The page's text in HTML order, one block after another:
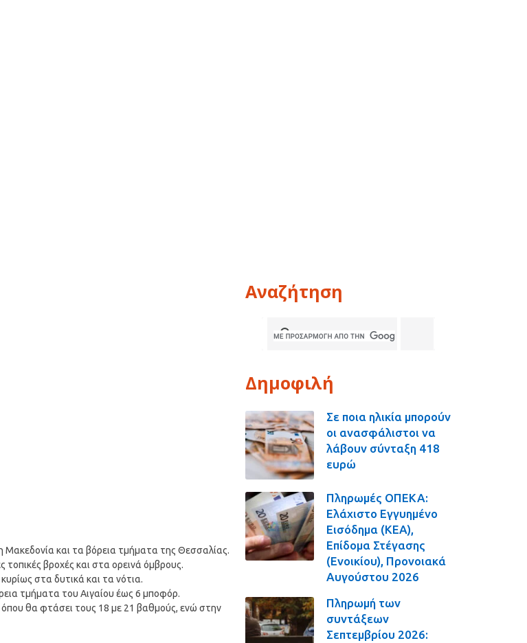
Μακεδονία και τα βόρεια τμήματα της Θεσσαλίας.
βροχές και στα ορεινά όμβρους.
στα δυτικά και τα νότια.
τμήματα του Αιγαίου έως 6 μποφόρ.
θα φτάσει τους 18 με 21 βαθμούς, ενώ στην
Αναζήτηση
Δημοφιλή
Σε ποια ηλικία μπορούν
οι ανασφάλιστοι να
λάβουν σύνταξη 418
ευρώ
Πληρωμές ΟΠΕΚΑ:
Ελάχιστο Εγγυημένο
Εισόδημα (ΚΕΑ),
Επίδομα Στέγασης
(Ενοικίου), Προνοιακά
Αυγούστου 2026
Πληρωμή των
συντάξεων
Σεπτεμβρίου 2026: